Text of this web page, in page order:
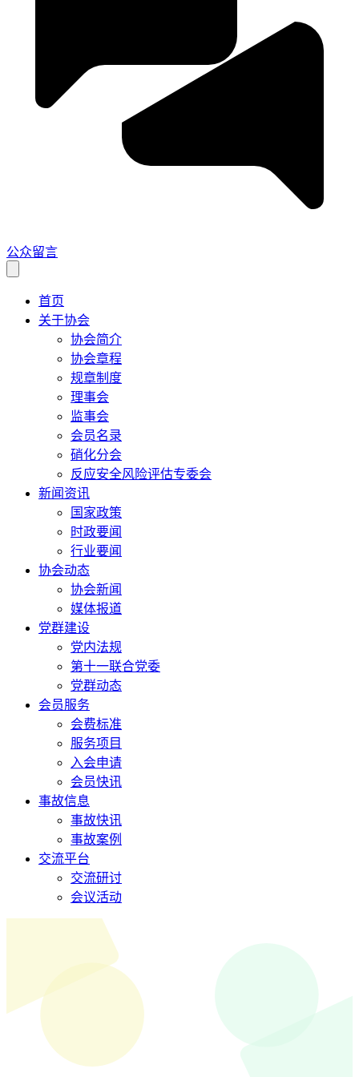
公众留言
首页
关于协会
协会简介
协会章程
规章制度
理事会
监事会
会员名录
硝化分会
反应安全风险评估专委会
新闻资讯
国家政策
时政要闻
行业要闻
协会动态
协会新闻
媒体报道
党群建设
党内法规
第十一联合党委
党群动态
会员服务
会费标准
服务项目
入会申请
会员快讯
事故信息
事故快讯
事故案例
交流平台
交流研讨
会议活动